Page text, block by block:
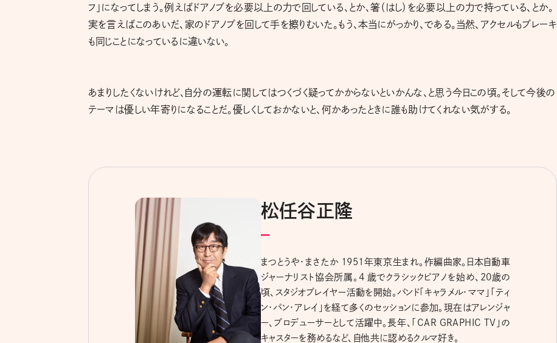
フ」になってしまう。例えばドアノブを必要以上の力で回している、とか、箸（はし）を必要以上の力で持っている、とか。
実を言えばこのあいだ、家のドアノブを回して手を擦りむいた。もう、本当にがっかり、である。当然、アクセルもブレーキ
も同じことになっているに違いない。
あまりしたくないけれど、自分の運転に関してはつくづく疑ってかからないといかんな、と思う今日この頃。そして今後の
テーマは優しい年寄りになることだ。優しくしておかないと、何かあったときに誰も助けてくれない気がする。
松任谷正隆
まつとうや・まさたか 1951年東京生まれ。作編曲家。日本自動車
ジャーナリスト協会所属。4 歳でクラシックピアノを始め、20歳の
頃、スタジオプレイヤー活動を開始。バンド「キャラメル・ママ」「ティ
ン・パン・アレイ」を経て多くのセッションに参加。現在はアレンジャ
ー、プロデューサーとして活躍中。長年、「CAR GRAPHIC TV」の
キャスターを務めるなど、自他共に認めるクルマ好き。